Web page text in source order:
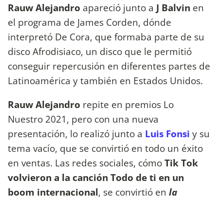
Rauw Alejandro apareció junto a J Balvin en
el programa de James Corden, dónde
interpretó De Cora, que formaba parte de su
disco Afrodisiaco, un disco que le permitió
conseguir repercusión en diferentes partes de
Latinoamérica y también en Estados Unidos.
Rauw Alejandro repite en premios Lo
Nuestro 2021, pero con una nueva
presentación, lo realizó junto a Luis Fonsi y su
tema vacío, que se convirtió en todo un éxito
en ventas. Las redes sociales, cómoTik Tok
volvieron a la canción Todo de ti en un
boom internacional, se convirtió en la